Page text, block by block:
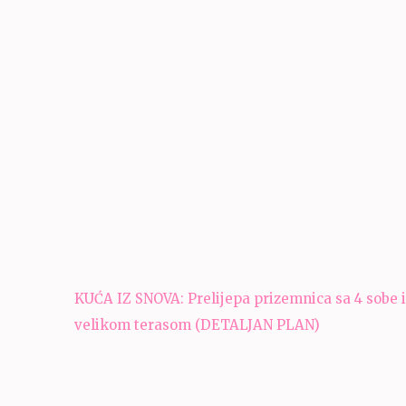
Navigacija
članaka
KUĆA IZ SNOVA: Prelijepa prizemnica sa 4 sobe i
velikom terasom (DETALJAN PLAN)